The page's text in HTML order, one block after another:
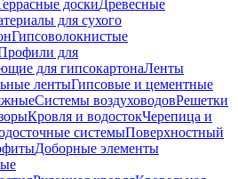
доскиДревесные
для сухого
Гипсоволокнистые
для
для гипсокартонаЛенты
лентыГипсовые и цементные
Системы воздуховодовРешетки
Кровля и водостокЧерепица и
системыПоверхностный
Доборные элементы